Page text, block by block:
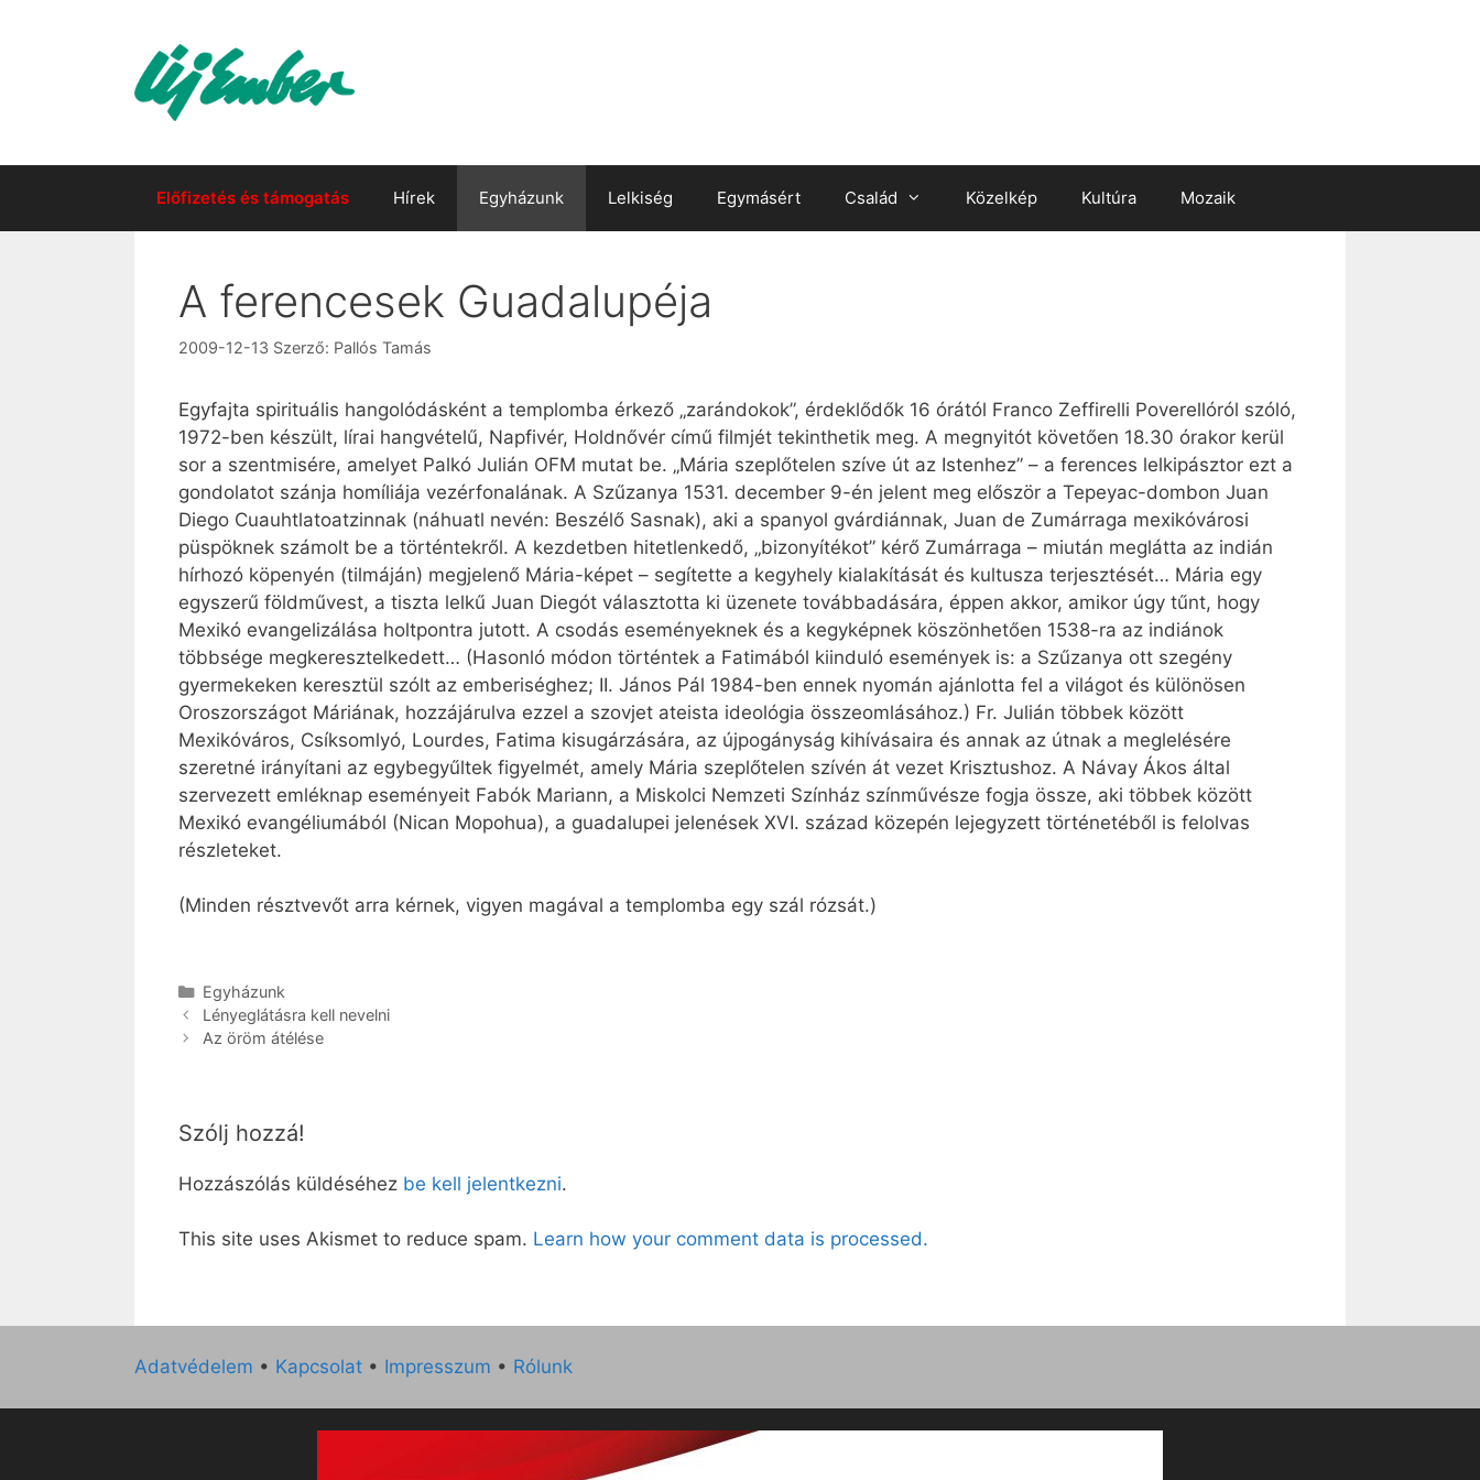
Előfizetés és támogatás Hírek Egyházunk Lelkiség Egymásért Család Közelkép Kultúra Mozaik
A ferencesek Guadalupéja
2009-12-13 Szerző: Pallós Tamás
Egyfajta spirituális hangolódásként a templomba érkező „zarándokok”, érdeklődők 16 órától Franco Zeffirelli Poverellóról szóló,
1972-ben készült, lírai hangvételű, Napfivér, Holdnővér című filmjét tekinthetik meg. A megnyitót követően 18.30 órakor kerül
sor a szentmisére, amelyet Palkó Julián OFM mutat be. „Mária szeplőtelen szíve út az Istenhez” – a ferences lelkipásztor ezt a
gondolatot szánja homíliája vezérfonalának. A Szűzanya 1531. december 9-én jelent meg először a Tepeyac-dombon Juan
Diego Cuauhtlatoatzinnak (náhuatl nevén: Beszélő Sasnak), aki a spanyol gvárdiánnak, Juan de Zumárraga mexikóvárosi
püspöknek számolt be a történtekről. A kezdetben hitetlenkedő, „bizonyítékot” kérő Zumárraga – miután meglátta az indián
hírhozó köpenyén (tilmáján) megjelenő Mária-képet – segítette a kegyhely kialakítását és kultusza terjesztését… Mária egy
egyszerű földművest, a tiszta lelkű Juan Diegót választotta ki üzenete továbbadására, éppen akkor, amikor úgy tűnt, hogy
Mexikó evangelizálása holtpontra jutott. A csodás eseményeknek és a kegyképnek köszönhetően 1538-ra az indiánok
többsége megkeresztelkedett… (Hasonló módon történtek a Fatimából kiinduló események is: a Szűzanya ott szegény
gyermekeken keresztül szólt az emberiséghez; II. János Pál 1984-ben ennek nyomán ajánlotta fel a világot és különösen
Oroszországot Máriának, hozzájárulva ezzel a szovjet ateista ideológia összeomlásához.) Fr. Julián többek között
Mexikóváros, Csíksomlyó, Lourdes, Fatima kisugárzására, az újpogányság kihívásaira és annak az útnak a meglelésére
szeretné irányítani az egybegyűltek figyelmét, amely Mária szeplőtelen szívén át vezet Krisztushoz. A Návay Ákos által
szervezett emléknap eseményeit Fabók Mariann, a Miskolci Nemzeti Színház színművésze fogja össze, aki többek között
Mexikó evangéliumából (Nican Mopohua), a guadalupei jelenések XVI. század közepén lejegyzett történetéből is felolvas
részleteket.
(Minden résztvevőt arra kérnek, vigyen magával a templomba egy szál rózsát.)
Kategória
Egyházunk
Lényeglátásra kell nevelni
Az öröm átélése
Szólj hozzá!
Hozzászólás küldéséhez be kell jelentkezni.
This site uses Akismet to reduce spam. Learn how your comment data is processed.
Adatvédelem • Kapcsolat • Impresszum • Rólunk